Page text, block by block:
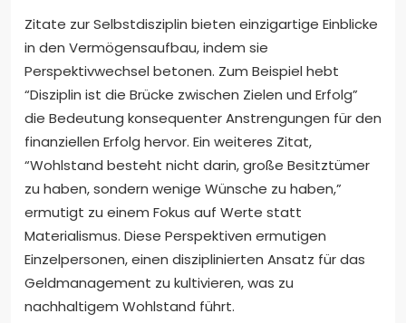
Zitate zur Selbstdisziplin bieten einzigartige Einblicke
in den Vermögensaufbau, indem sie
Perspektivwechsel betonen. Zum Beispiel hebt
“Disziplin ist die Brücke zwischen Zielen und Erfolg”
die Bedeutung konsequenter Anstrengungen für den
finanziellen Erfolg hervor. Ein weiteres Zitat,
“Wohlstand besteht nicht darin, große Besitztümer
zu haben, sondern wenige Wünsche zu haben,”
ermutigt zu einem Fokus auf Werte statt
Materialismus. Diese Perspektiven ermutigen
Einzelpersonen, einen disziplinierten Ansatz für das
Geldmanagement zu kultivieren, was zu
nachhaltigem Wohlstand führt.